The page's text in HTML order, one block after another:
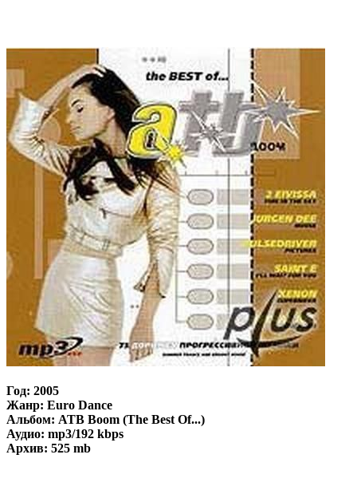
Год: 2005
Жанр: Euro Dance
Альбом: ATB Boom (The Best Of...)
Аудио: mp3/192 kbps
Архив: 525 mb